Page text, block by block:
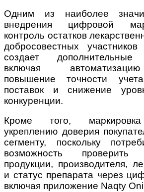
Одним из наиболее
внедрения цифровой
контроль остатков
добросовестных
создает дополнительные
включая
повышение точности
поставок и снижение
конкуренции.
Кроме того, маркировка
укреплению доверия
сегменту, поскольку
возможность проверить
продукции, производителя,
и статус препарата через
включая приложение Naqty